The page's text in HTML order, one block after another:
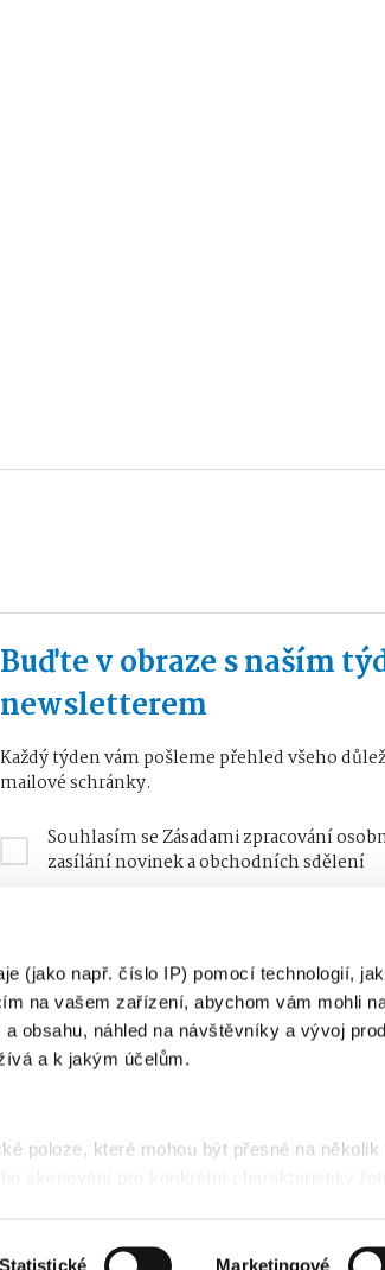
(jako např. číslo IP) pomocí technologií,
na vašem zařízení, abychom vám mohli
obsahu, náhled na návštěvníky a vývoj
a k jakým účelům.
poloze, které mohou být přesné na několik
Statistické Marketingové
Buďte v obraze s naším
newsletterem
Každý týden vám pošleme přehled všeho
mailové schránky.
Souhlasím seZásadami zpracování
zasílání novinek a obchodních sdělení